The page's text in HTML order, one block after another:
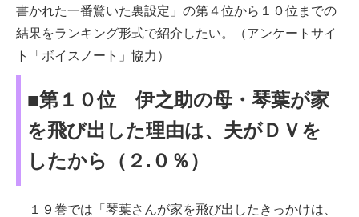
書かれた一番驚いた裏設定」の第４位から１０位までの
結果をランキング形式で紹介したい。（アンケートサイ
ト「ボイスノート」協力）
■第１０位 伊之助の母・琴葉が家
を飛び出した理由は、夫がＤＶを
したから（２.０％）
１９巻では「琴葉さんが家を飛び出したきっかけは、